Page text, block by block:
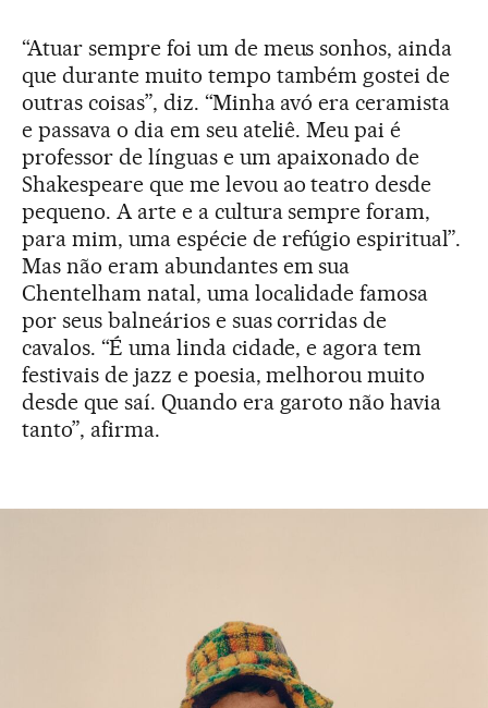
“Atuar sempre foi um de meus sonhos, ainda
que durante muito tempo também gostei de
outras coisas”, diz. “Minha avó era ceramista
e passava o dia em seu ateliê. Meu pai é
professor de línguas e um apaixonado de
Shakespeare que me levou ao teatro desde
pequeno. A arte e a cultura sempre foram,
para mim, uma espécie de refúgio espiritual”.
Mas não eram abundantes em sua
Chentelham natal, uma localidade famosa
por seus balneários e suas corridas de
cavalos. “É uma linda cidade, e agora tem
festivais de jazz e poesia, melhorou muito
desde que saí. Quando era garoto não havia
tanto”, afirma.